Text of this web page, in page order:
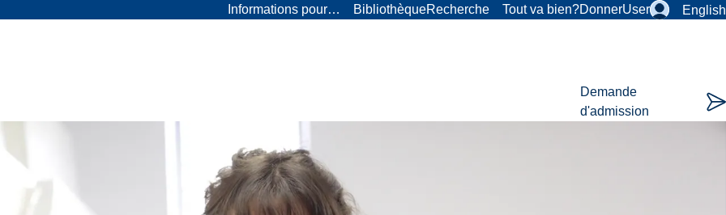
Informations pour… BibliothèqueRecherche Tout va bien?DonnerUser English
Demande
d'admission